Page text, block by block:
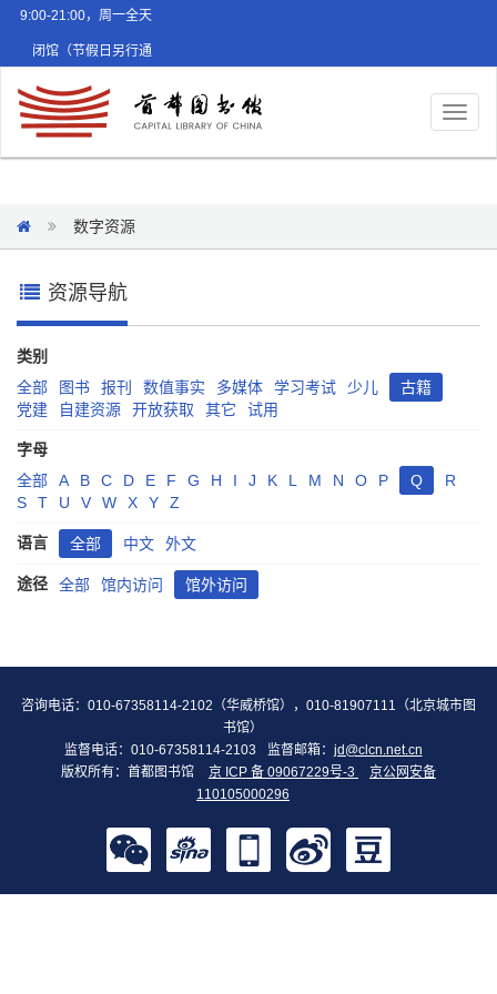
9:00-21:00，周一全天
闭馆（节假日另行通
数字资源
资源导航
类别
全部
图书 报刊 数值事实 多媒体 学习考试 少儿
古籍
党建
自建资源 开放获取 其它 试用
字母
全部
A B C D E F G H I J K L M N O P Q
R
S
T U V W X Y Z
语言 全部 中文 外文
途径 全部 馆内访问 馆外访问
咨询电话：010-67358114-2102（华威桥馆），010-81907111（北京城市图
书馆）
监督电话：010-67358114-2103
监督邮箱： jd@clcn.net.cn
版权所有：首都图书馆
京 ICP 备 09067229号-3
京公网安备
110105000296